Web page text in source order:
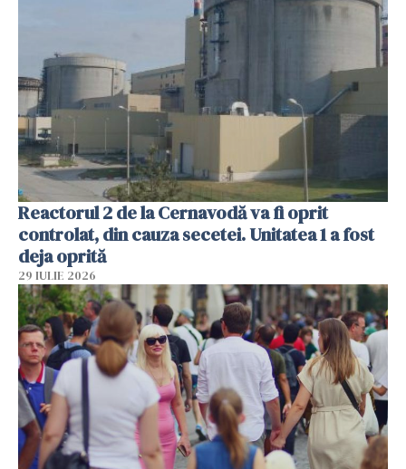
Reactorul 2 de la Cernavodă va fi oprit
controlat, din cauza secetei. Unitatea 1 a fost
deja oprită
29 IULIE 2026